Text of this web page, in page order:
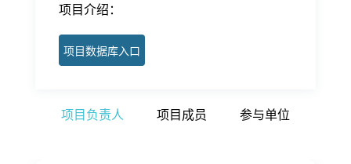
项目介绍：
项目数据库入口
项目负责人 项目成员 参与单位